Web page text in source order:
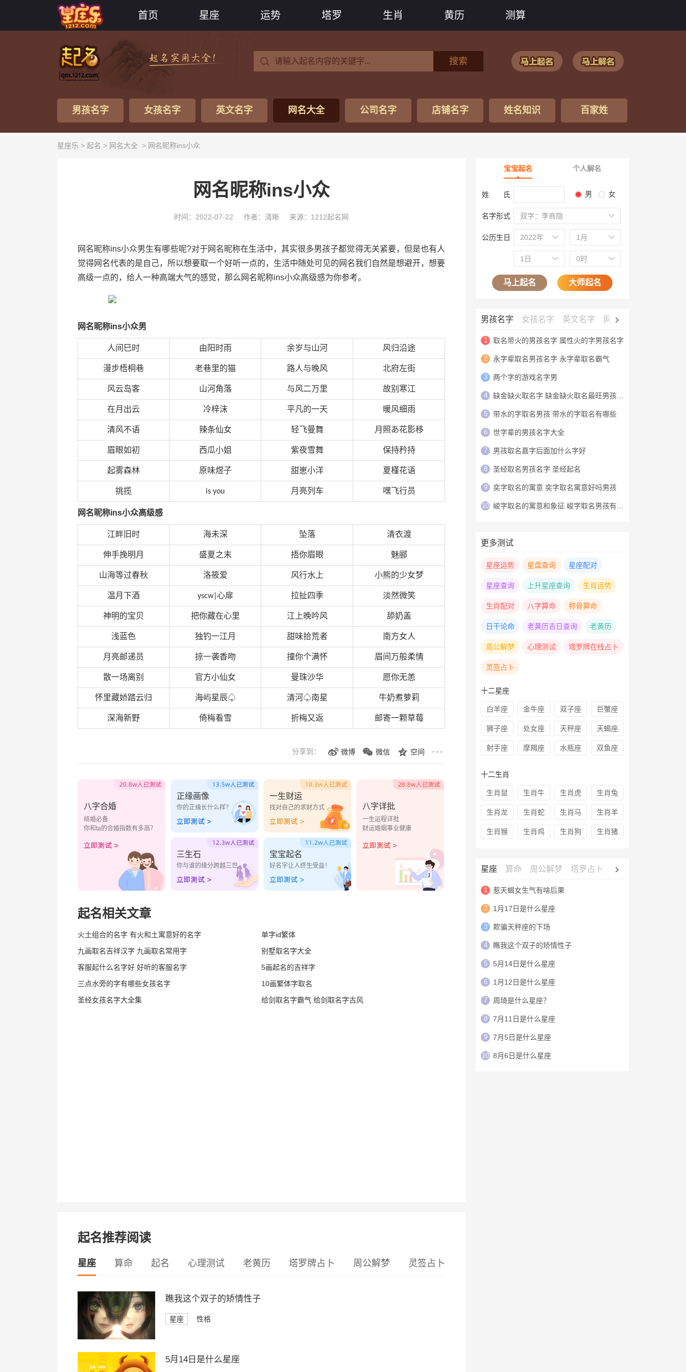
首页 星座 运势 塔罗 生肖 黄历 测算
搜索
男孩名字 女孩名字 英文名字 网名大全 公司名字 店铺名字 姓名知识 百家姓
星座乐 > 起名 > 网名大全 > 网名昵称ins小众
网名昵称ins小众
时间：2022-07-22 作者：清晰 来源：1212起名网
网名昵称ins小众男生有哪些呢?对于网名昵称在生活中，其实很多男孩子都觉得无关紧要，但是也有人
觉得网名代表的是自己，所以想要取一个好听一点的，生活中随处可见的网名我们自然是想避开，想要
高级一点的，给人一种高端大气的感觉，那么网名昵称ins小众高级感为你参考。
网名昵称ins小众男
人间巳时 由阳时雨 余岁与山河 风归沿途
漫步梧桐巷 老巷里的猫 路人与晚风 北府左街
风云岛客 山河角落 与风二万里 故别寒江
在月出云 冷梓沫 平凡的一天 暖风细雨
清风不语 辣条仙女 轻飞曼舞 月照あ花影移
眉眼如初 西瓜小姐 紫夜雪舞 保持矜持
起雾森林 原味煜子 甜崽小洋 夏槿花语
挑揽 is you 月亮列车 嘿飞行员
网名昵称ins小众高级感
江畔旧时 海未深 坠落 清衣渡
伸手挽明月 盛夏之末 捂你眉眼 魅郦
山海等过春秋 洛筱爱 风行水上 小熊的少女梦
温月下酒 yscw| 心扉 拉扯四季 淡然微笑
神明的宝贝 把你藏在心里 江上晚吟风 舔奶盖
浅蓝色 独钓一江月 甜味拾荒者 南方女人
月亮邮递员 掠一袭香吻 撞你个满怀 眉间万般柔情
散一场离别 官方小仙女 曼珠沙华 愿你无恙
怀里藏娇踏云归 海屿星辰♤ 清河♤南星 牛奶煮萝莉
深海新野 倚梅看雪 折梅又返 邮寄一颗草莓
分享到： 微博 微信 空间
八字合婚
结婚必备
你和ta的合婚指数有多高？
正缘画像
你的正缘长什么样？
一生财运
找对自己的求财方式
三生石
你与谁的缘分跨越三世
宝宝起名
好名字让人终生受益！
八字详批
一生运程详批
财运婚姻事业健康
起名相关文章
火土组合的名字 有火和土寓意好的名字
单字id繁体
九画取名吉祥汉字 九画取名常用字
别墅取名字大全
客服起什么名字好 好听的客服名字
5画起名的吉祥字
三点水旁的字有哪些女孩名字
10画繁体字取名
圣经女孩名字大全集
给剑取名字霸气 给剑取名字古风
起名推荐阅读
星座 算命 起名 心理测试 老黄历 塔罗牌占卜 周公解梦 灵签占卜
瞧我这个双子的矫情性子
星座 性格
5月14日是什么星座
宝宝起名 个人解名
姓 氏 男 女
名字形式 双字：李商隐
公历生日 2022年 1月
1日 0时
马上起名 大师起名
男孩名字 女孩名字 英文名字 网名大全
1 取名带火的男孩名字 属性火的字男孩名字
2 永字辈取名男孩名字 永字辈取名霸气
3 两个字的游戏名字男
4 缺金缺火取名字 缺金缺火取名最旺男孩名字
5 带水的字取名男孩 带水的字取名有哪些
6 世字辈的男孩名字大全
7 男孩取名嘉字后面加什么字好
8 圣经取名男孩名字 圣经起名
9 奕字取名的寓意 奕字取名寓意好吗男孩
10 峻字取名的寓意和象征 峻字取名男孩有寓意
更多测试
星座运势 星盘查询 星座配对
星座查询 上升星座查询 生肖运势
生肖配对 八字算命 称骨算命
日干论命 老黄历吉日查询 老黄历
周公解梦 心理测试 塔罗牌在线占卜
灵签占卜
十二星座
白羊座 金牛座 双子座 巨蟹座
狮子座 处女座 天秤座 天蝎座
射手座 摩羯座 水瓶座 双鱼座
十二生肖
生肖鼠 生肖牛 生肖虎 生肖兔
生肖龙 生肖蛇 生肖马 生肖羊
生肖猴 生肖鸡 生肖狗 生肖猪
星座 算命 周公解梦 塔罗占卜 心理测试
1 惹天蝎女生气有啥后果
2 1月17日是什么星座
3 欺骗天秤座的下场
4 瞧我这个双子的矫情性子
5 5月14日是什么星座
6 1月12日是什么星座
7 周琦是什么星座？
8 7月11日是什么星座
9 7月5日是什么星座
10 8月6日是什么星座